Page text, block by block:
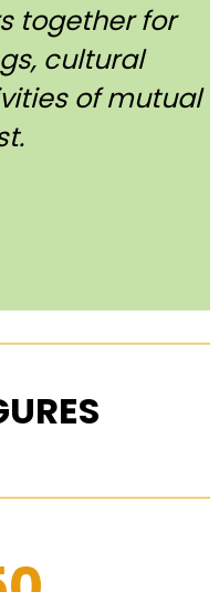
together for
cultural
of mutual